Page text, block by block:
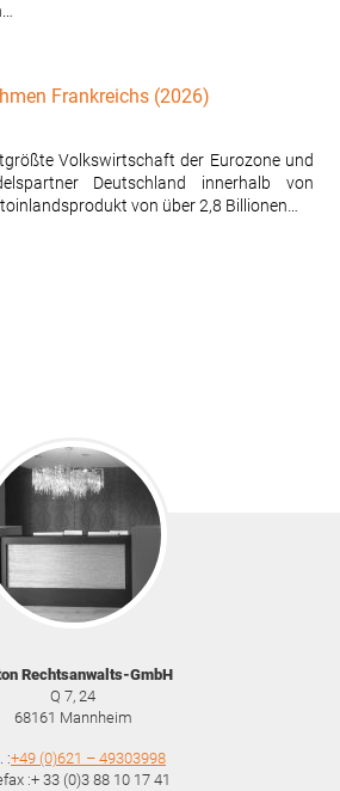
Frankreichs (2026)
Volkswirtschaft der Eurozone und
Deutschland innerhalb von
von über 2,8 Billionen…
Rechtsanwalts-GmbH
Q 7, 24
68161 Mannheim
:+49 (0)621 – 49303998
:+ 33 (0)3 88 10 17 41